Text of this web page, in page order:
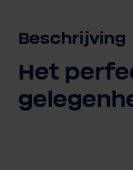
Beschrijving
Het